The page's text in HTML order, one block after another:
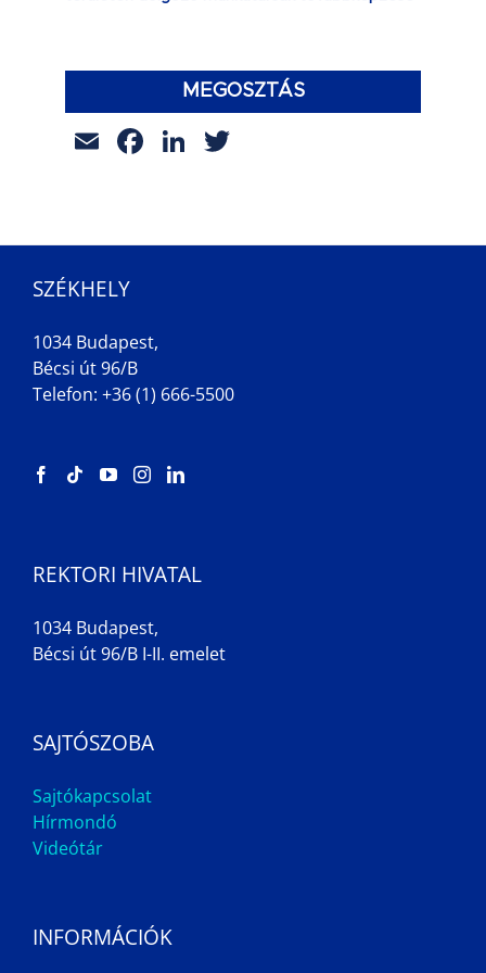
MEGOSZTÁS
EmailFacebook
LinkedIn
SZÉKHELY
1034 Budapest,
Bécsi út 96/B
Telefon: +36 (1) 666-5500
REKTORI HIVATAL
1034 Budapest,
Bécsi út 96/B I-II. emelet
SAJTÓSZOBA
Sajtókapcsolat
Hírmondó
Videótár
INFORMÁCIÓK